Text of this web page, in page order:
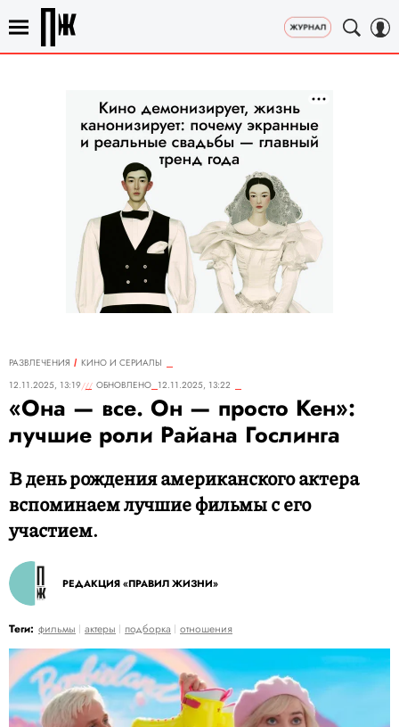
РАЗВЛЕЧЕНИЯ
КИНО И СЕРИАЛЫ
12.11.2025, 13:19
ОБНОВЛЕНО 12.11.2025, 13:22
«Она — все. Он — просто Кен»:
лучшие роли Райана Гослинга
В день рождения американского актера
вспоминаем лучшие фильмы с его
участием.
РЕДАКЦИЯ «ПРАВИЛ ЖИЗНИ»
Теги: фильмы актеры подборка отношения